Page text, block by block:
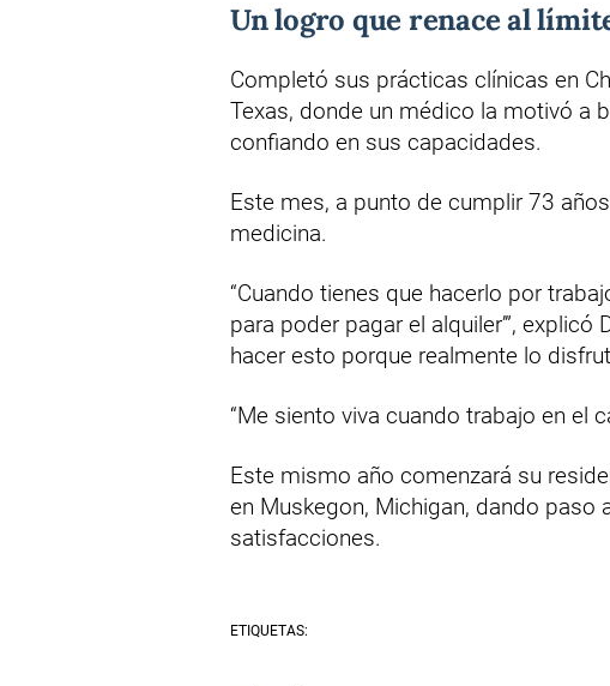
Un logro que renace al
Completó sus prácticas clínicas en
Texas, donde un médico la motivó a
confiando en sus capacidades.
Este mes, a punto de cumplir 73
medicina.
“Cuando tienes que hacerlo por
para poder pagar el alquiler’”, explicó
hacer esto porque realmente lo
“Me siento viva cuando trabajo en el
Este mismo año comenzará su
en Muskegon, Michigan, dando paso
satisfacciones.
ETIQUETAS: